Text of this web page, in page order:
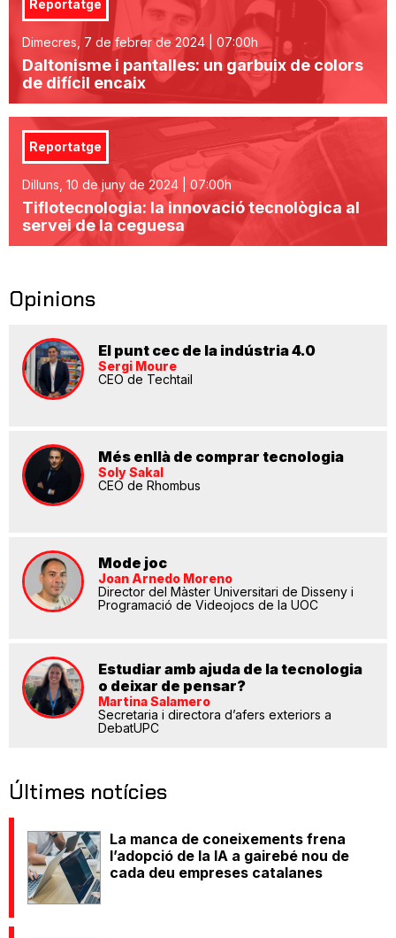
Reportatge
Dimecres, 7 de febrer de 2024 | 07:00h
Daltonisme i pantalles: un garbuix de colors
de difícil encaix
Reportatge
Dilluns, 10 de juny de 2024 | 07:00h
Tiflotecnologia: la innovació tecnològica al
servei de la ceguesa
Opinions
El punt cec de la indústria 4.0
Sergi Moure
CEO de Techtail
Més enllà de comprar tecnologia
Soly Sakal
CEO de Rhombus
Mode joc
Joan Arnedo Moreno
Director del Màster Universitari de Disseny i
Programació de Videojocs de la UOC
Estudiar amb ajuda de la tecnologia
o deixar de pensar?
Martina Salamero
Secretaria i directora d’afers exteriors a
DebatUPC
Últimes notícies
La manca de coneixements frena
l’adopció de la IA a gairebé nou de
cada deu empreses catalanes